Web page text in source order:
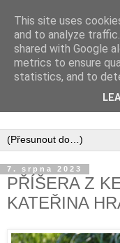
Inspirujte se tím, co
7. srpna 2023
PŘÍŠERA Z
KATEŘINA
This site uses
and to analyze
shared with Google
metrics to ensure
statistics, and to